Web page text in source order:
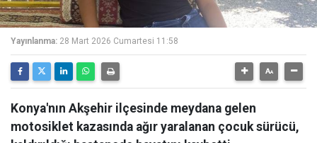
Yayınlanma: 28 Mart 2026 Cumartesi 11:58
Konya'nın Akşehir ilçesinde meydana gelen
motosiklet kazasında ağır yaralanan çocuk sürücü,